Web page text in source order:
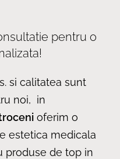
pentru o
si calitatea sunt
noi, in
oferim o
estetica medicala
produse de top in